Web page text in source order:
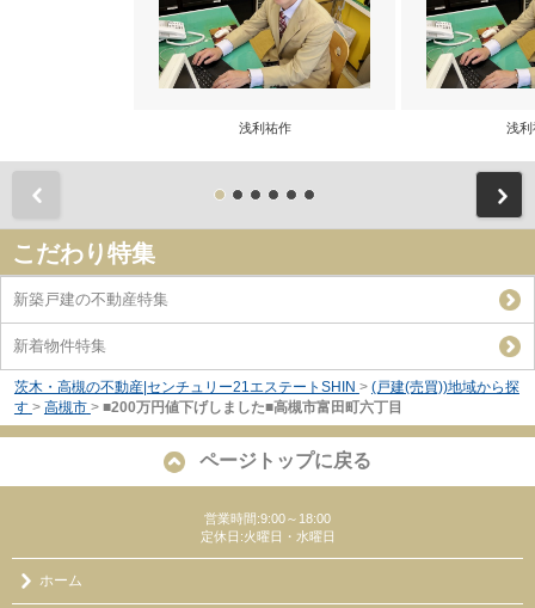
浅利祐作 浅利
こだわり特集
新築戸建の不動産特集
新着物件特集
茨木・高槻の不動産|センチュリー21エステートSHIN > (戸建(売買))地域から探
す > 高槻市 > ■200万円値下げしました■高槻市富田町六丁目
ページトップに戻る
営業時間:9:00～18:00
定休日:火曜日・水曜日
ホーム